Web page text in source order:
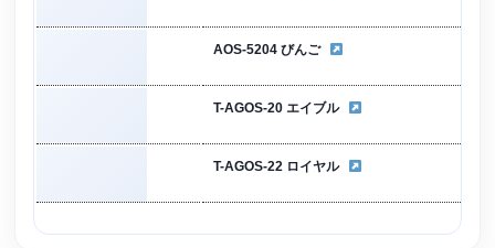
AOS-5204 びんご
T-AGOS-20 エイブル
T-AGOS-22 ロイヤル